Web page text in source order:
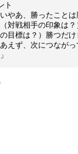
ト
やあ、勝ったこと
対戦相手の印象は
目標は？）勝つだ
えず、次につなが